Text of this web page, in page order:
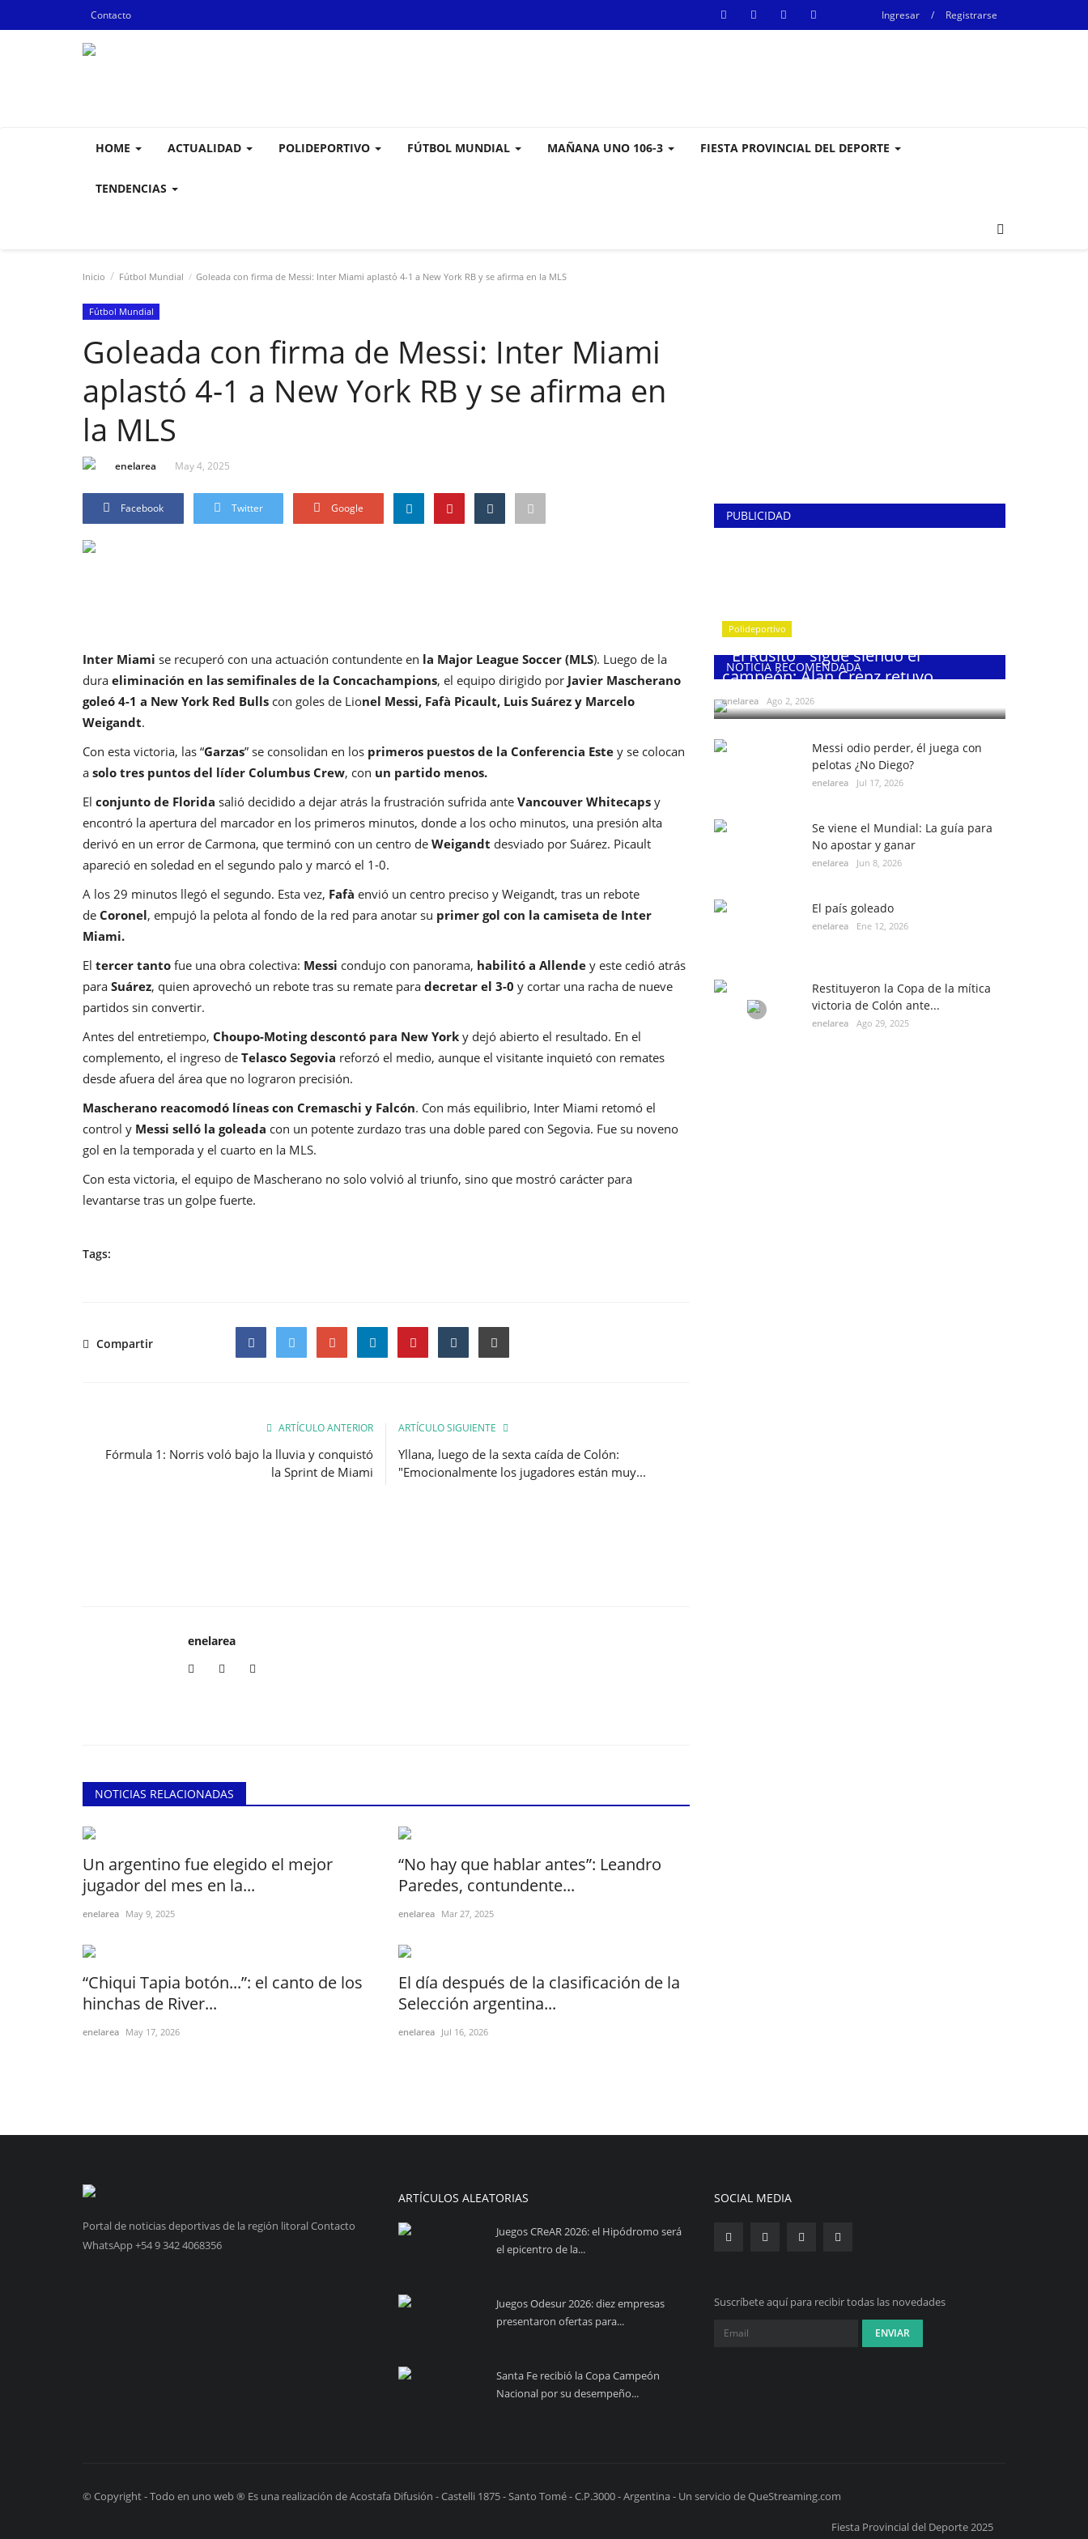
Contacto Ingresar / Registrarse
HOME ACTUALIDAD POLIDEPORTIVO FÚTBOL MUNDIAL MAÑANA UNO 106-3 FIESTA PROVINCIAL DEL DEPORTE
TENDENCIAS
Inicio Fútbol Mundial Goleada con firma de Messi: Inter Miami aplastó 4-1 a New York RB y se afirma en la MLS
Fútbol Mundial
Goleada con firma de Messi: Inter Miami
aplastó 4-1 a New York RB y se afirma en
la MLS
enelarea May 4, 2025
Facebook Twitter Google
Inter Miami se recuperó con una actuación contundente en la Major League Soccer (MLS). Luego de la
dura eliminación en las semifinales de la Concachampions, el equipo dirigido por Javier Mascherano
goleó 4-1 a New York Red Bulls con goles de Lionel Messi, Fafà Picault, Luis Suárez y Marcelo
Weigandt.
Con esta victoria, las “Garzas” se consolidan en los primeros puestos de la Conferencia Este y se colocan
a solo tres puntos del líder Columbus Crew, con un partido menos.
El conjunto de Florida salió decidido a dejar atrás la frustración sufrida ante Vancouver Whitecaps y
encontró la apertura del marcador en los primeros minutos, donde a los ocho minutos, una presión alta
derivó en un error de Carmona, que terminó con un centro de Weigandt desviado por Suárez. Picault
apareció en soledad en el segundo palo y marcó el 1-0.
A los 29 minutos llegó el segundo. Esta vez, Fafà envió un centro preciso y Weigandt, tras un rebote
de Coronel, empujó la pelota al fondo de la red para anotar su primer gol con la camiseta de Inter
Miami.
El tercer tanto fue una obra colectiva: Messi condujo con panorama, habilitó a Allende y este cedió atrás
para Suárez, quien aprovechó un rebote tras su remate para decretar el 3-0 y cortar una racha de nueve
partidos sin convertir.
Antes del entretiempo, Choupo-Moting descontó para New York y dejó abierto el resultado. En el
complemento, el ingreso de Telasco Segovia reforzó el medio, aunque el visitante inquietó con remates
desde afuera del área que no lograron precisión.
Mascherano reacomodó líneas con Cremaschi y Falcón. Con más equilibrio, Inter Miami retomó el
control y Messi selló la goleada con un potente zurdazo tras una doble pared con Segovia. Fue su noveno
gol en la temporada y el cuarto en la MLS.
Con esta victoria, el equipo de Mascherano no solo volvió al triunfo, sino que mostró carácter para
levantarse tras un golpe fuerte.
Tags:
Compartir
ARTÍCULO ANTERIOR
Fórmula 1: Norris voló bajo la lluvia y conquistó
la Sprint de Miami
ARTÍCULO SIGUIENTE
Yllana, luego de la sexta caída de Colón:
"Emocionalmente los jugadores están muy...
enelarea
NOTICIAS RELACIONADAS
Un argentino fue elegido el mejor
jugador del mes en la...
enelarea May 9, 2025
“No hay que hablar antes”: Leandro
Paredes, contundente...
enelarea Mar 27, 2025
“Chiqui Tapia botón...”: el canto de los
hinchas de River...
enelarea May 17, 2026
El día después de la clasificación de la
Selección argentina...
enelarea Jul 16, 2026
PUBLICIDAD
NOTICIA RECOMENDADA
Polideportivo
¨El Rusito¨ sigue siendo el
campeón: Alan Crenz retuvo...
enelarea Ago 2, 2026
Messi odio perder, él juega con
pelotas ¿No Diego?
enelarea Jul 17, 2026
Se viene el Mundial: La guía para
No apostar y ganar
enelarea Jun 8, 2026
El país goleado
enelarea Ene 12, 2026
Restituyeron la Copa de la mítica
victoria de Colón ante...
enelarea Ago 29, 2025
Portal de noticias deportivas de la región litoral Contacto
WhatsApp +54 9 342 4068356
ARTÍCULOS ALEATORIAS
Juegos CReAR 2026: el Hipódromo será
el epicentro de la...
Juegos Odesur 2026: diez empresas
presentaron ofertas para...
Santa Fe recibió la Copa Campeón
Nacional por su desempeño...
SOCIAL MEDIA
Suscríbete aquí para recibir todas las novedades
© Copyright - Todo en uno web ® Es una realización de Acostafa Difusión - Castelli 1875 - Santo Tomé - C.P.3000 - Argentina - Un servicio de QueStreaming.com
Fiesta Provincial del Deporte 2025